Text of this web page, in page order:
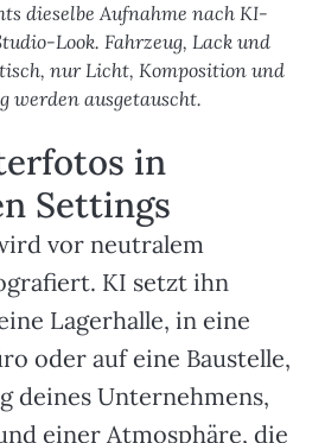
dieselbe Aufnahme nach KI-
Look. Fahrzeug, Lack und
nur Licht, Komposition und
werden ausgetauscht.
in
Settings
vor neutralem
KI setzt ihn
Lagerhalle, in eine
oder auf eine Baustelle,
deines Unternehmens,
einer Atmosphäre, die